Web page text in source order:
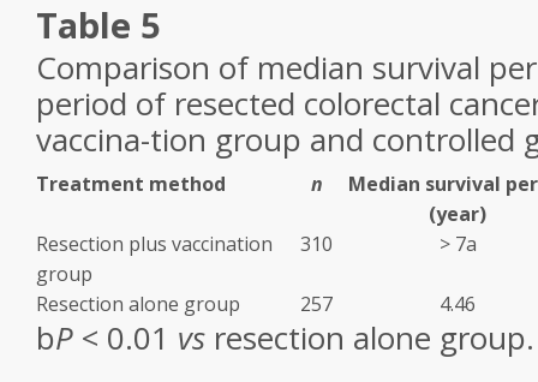
Table 5
Comparison of median survival
period of resected colorectal
vaccina-tion group and controlled
Treatment method n
Median survival
(year)
Resection plus vaccination
group
310 > 7a
Resection alone group 257 4.46
bP < 0.01 vs resection alone group.